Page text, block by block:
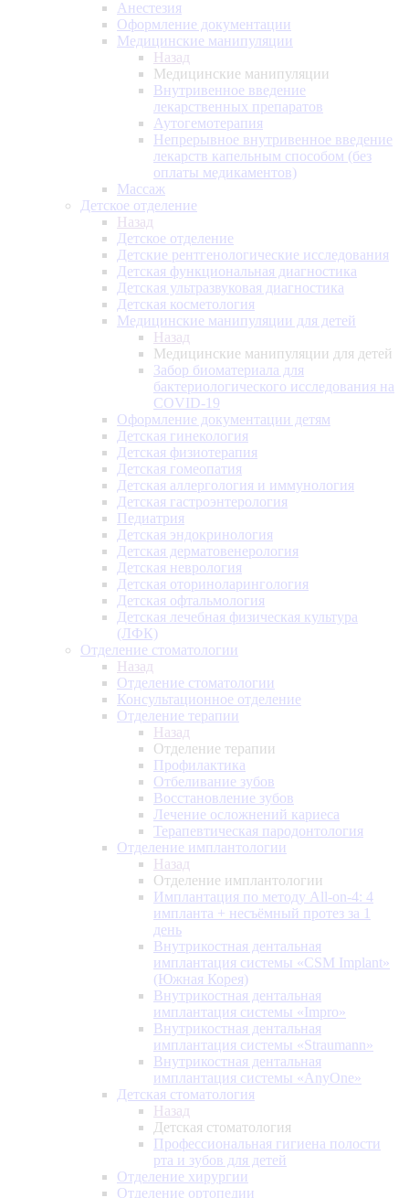
Анестезия
Оформление документации
Медицинские манипуляции
Назад
Медицинские манипуляции
Внутривенное введение
лекарственных препаратов
Аутогемотерапия
Непрерывное внутривенное введение
лекарств капельным способом (без
оплаты медикаментов)
Массаж
Детское отделение
Назад
Детское отделение
Детские рентгенологические исследования
Детская функциональная диагностика
Детская ультразвуковая диагностика
Детская косметология
Медицинские манипуляции для детей
Назад
Медицинские манипуляции для детей
Забор биоматериала для
бактериологического исследования на
COVID-19
Оформление документации детям
Детская гинекология
Детская физиотерапия
Детская гомеопатия
Детская аллергология и иммунология
Детская гастроэнтерология
Педиатрия
Детская эндокринология
Детская дерматовенерология
Детская неврология
Детская оториноларингология
Детская офтальмология
Детская лечебная физическая культура
(ЛФК)
Отделение стоматологии
Назад
Отделение стоматологии
Консультационное отделение
Отделение терапии
Назад
Отделение терапии
Профилактика
Отбеливание зубов
Восстановление зубов
Лечение осложнений кариеса
Терапевтическая пародонтология
Отделение имплантологии
Назад
Отделение имплантологии
Имплантация по методу All-on-4: 4
импланта + несъёмный протез за 1
день
Внутрикостная дентальная
имплантация системы «CSM Implant»
(Южная Корея)
Внутрикостная дентальная
имплантация системы «Impro»
Внутрикостная дентальная
имплантация системы «Straumann»
Внутрикостная дентальная
имплантация системы «AnyOne»
Детская стоматология
Назад
Детская стоматология
Профессиональная гигиена полости
рта и зубов для детей
Отделение хирургии
Отделение ортопедии